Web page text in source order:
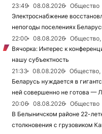
23:49
08.08.2026
Общество
Электроснабжение
непогоды поселениях
22:00
08.08.2026
Общество,
Вячорка: Интерес к
нашу субъектность
21:33
08.08.2026
Общество,
Беларусь нуждается в
ней совершенно не готова —
20:06
08.08.2026
Общество
В Белыничском районе 22-
столкновения с грузовиком